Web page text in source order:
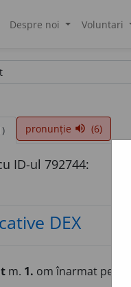
Despre noi Voluntari
pronunție volume_up (6)
ID-ul 792744:
DEX
m. 1. om înarmat